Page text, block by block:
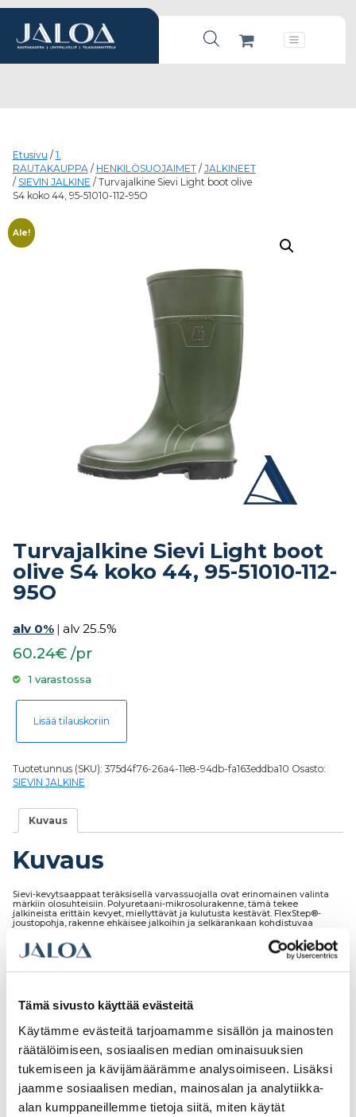
Tämä sivusto käyttää evästeitä
Käytämme evästeitä tarjoamamme sisällön ja mainosten
räätälöimiseen, sosiaalisen median ominaisuuksien
tukemiseen ja kävijämäärämme analysoimiseen. Lisäksi
jaamme sosiaalisen median, mainosalan ja analytiikka-
alan kumppaneillemme tietoja siitä, miten käytät
Products search
Päävalikko
Etusivu / 1.
RAUTAKAUPPA/ HENKILÖSUOJAIMET/ JALKINEET
/ SIEVIN JALKINE / Turvajalkine Sievi Light boot olive
S4 koko 44, 95-51010-112-95O
Ale!
Turvajalkine Sievi Light boot
olive S4 koko 44, 95-51010-112-
95O
alv 0% | alv 25.5%
60.24€ /pr
1 varastossa
Turvajalkine Sievi Light boot olive S4 koko 44, 95-51010-112-95O määrä
Lisää tilauskoriin
Tuotetunnus (SKU): 375d4f76-26a4-11e8-94db-fa163eddba10 Osasto:
SIEVIN JALKINE
Kuvaus
Kuvaus
Sievi-kevytsaappaat teräksisellä varvassuojalla ovat erinomainen valinta
märkiin olosuhteisiin. Polyuretaani-mikrosolurakenne, tämä tekee
jalkineista erittäin kevyet, miellyttävät ja kulutusta kestävät. FlexStep®-
joustopohja, rakenne ehkäisee jalkoihin ja selkärankaan kohdistuvaa
Antistaattinen ja ESD-hyväksytty.
Tutustu myös
Ale!